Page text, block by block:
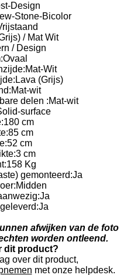
Design
Stone-Bicolor
/ Mat Wit
/ Design
Ovaal
Mat-Wit
Lava (Grijs)
Mat-wit
delen :Mat-wit
surface
180 cm
85 cm
52 cm
3 cm
158 Kg
gemonteerd:Ja
Midden
Ja
Ja
afwijken van de foto
worden ontleend.
dit product?
over dit product,
met onze helpdesk.